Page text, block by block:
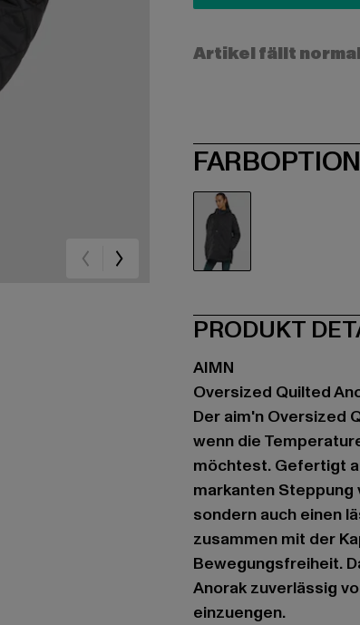
Artikel fällt
PRODUKT
AIMN
Oversized Quilted
Der aim'n Oversized
wenn die
möchtest. Gefertigt
markanten
sondern auch einen
zusammen mit der
Bewegungsfreiheit.
Anorak zuverlässig
einzuengen.